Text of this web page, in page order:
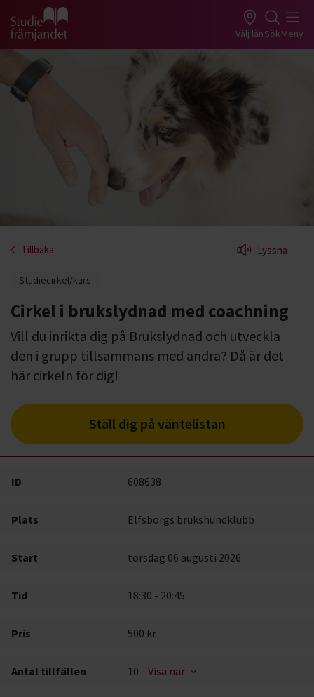
Gå till studiefrämjandets startsida Välj länSökMeny
Tillbaka Lyssna
Studiecirkel/kurs
Cirkel i brukslydnad med coachning
Vill du inrikta dig på Brukslydnad och utveckla
den i grupp tillsammans med andra? Då är det
här cirkeln för dig!
Ställ dig på väntelistan
ID 608638
Plats Elfsborgs brukshundklubb
Start torsdag 06 augusti 2026
Tid 18:30 - 20:45
Pris 500 kr
Antal tillfällen 10 Visa när